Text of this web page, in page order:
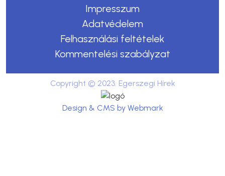
Impresszum
Adatvédelem
Felhasználási feltételek
Kommentelési szabályzat
Copyright © 2023. Egerszegi Hírek
Design & CMS by Webmark